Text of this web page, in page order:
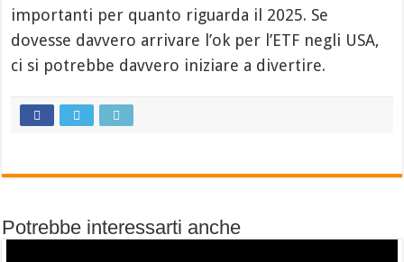
importanti per quanto riguarda il 2025. Se
dovesse davvero arrivare l’ok per l’ETF negli USA,
ci si potrebbe davvero iniziare a divertire.
Potrebbe interessarti anche